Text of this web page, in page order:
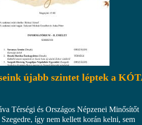
újabb szintet léptek a
Térségi és Országos Népzenei Minősítőt
így nem kellett korán kelni, sem